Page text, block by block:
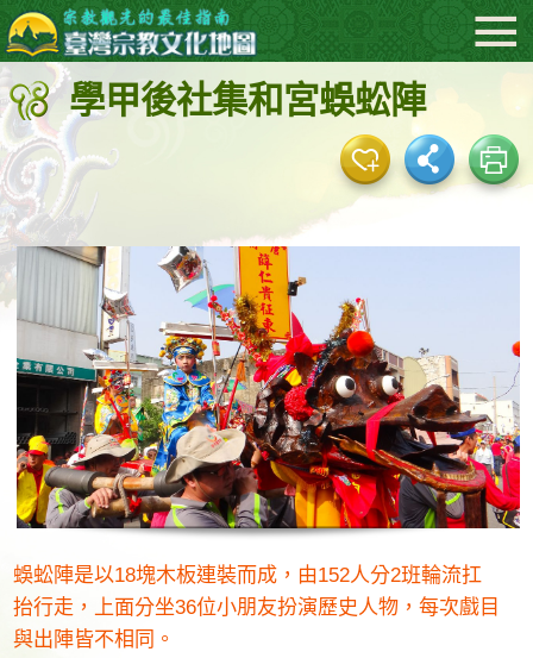
跳
到
主
要
內
容
區
塊
:::
學甲後社集和宮蜈蚣陣
蜈蚣陣是以18塊木板連裝而成，由152人分2班輪流扛
抬行走，上面分坐36位小朋友扮演歷史人物，每次戲目
與出陣皆不相同。